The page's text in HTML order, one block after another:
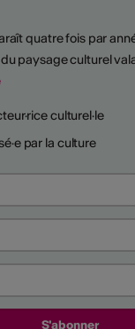
quatre fois par
paysage culturel
culturel·le
par la culture